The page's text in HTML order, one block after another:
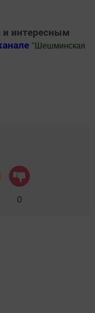
интересным
" Шешминская
0